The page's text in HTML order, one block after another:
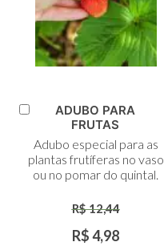
Adicionar
Carrinho
ADUBO PARA
FRUTAS
Adubo especial para as
plantas frutíferas no vaso
ou no pomar do quintal.
R$ 12,44
R$ 4,98